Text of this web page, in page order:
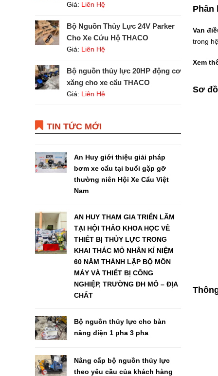
Phân
Van
trong
Xem
Sơ
Giá: Liên Hệ
Bộ Nguồn Thủy Lực 24V Parker
Cho Xe Cứu Hộ THACO
Giá: Liên Hệ
Bộ nguồn thủy lực 20HP động cơ
xăng cho xe cẩu THACO
Giá: Liên Hệ
TIN TỨC MỚI
An Huy giới thiệu giải pháp
bơm xe cẩu tại buổi gặp gỡ
thường niên Hội Xe Cẩu Việt
Nam
AN HUY THAM GIA TRIỂN LÃM
TẠI HỘI THẢO KHOA HỌC VỀ
THIẾT BỊ THỦY LỰC TRONG
KHAI THÁC MỎ NHÂN KỈ NIỆM
60 NĂM THÀNH LẬP BỘ MÔN
MÁY VÀ THIẾT BỊ CÔNG
NGHIỆP, TRƯỜNG ĐH MỎ – ĐỊA
CHẤT
Bộ nguồn thủy lực cho bàn
nâng điện 1 pha 3 pha
Nâng cấp bộ nguồn thủy lực
theo yêu cầu của khách hàng